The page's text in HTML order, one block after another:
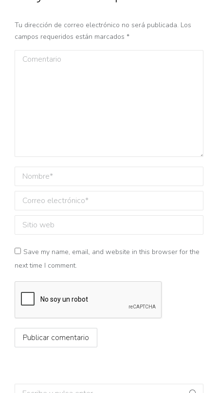
Tu dirección de correo electrónico no será publicada. Los
campos requeridos están marcados *
Comentario
Nombre *
Correo electrónico *
Sitio web
Save my name, email, and website in this browser for the
next time I comment.
Publicar comentario